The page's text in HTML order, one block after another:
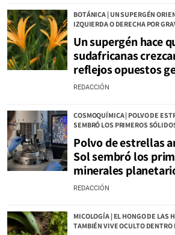
BOTÁNICA | UN SUPERGÉN
IZQUIERDA O DERECHA POR
Un supergén hace
sudafricanas
reflejos opuestos
REDACCIÓN
COSMOQUÍMICA | POLVO DE
SEMBRÓ LOS PRIMEROS
Polvo de estrellas
Sol sembró los
minerales
REDACCIÓN
MICOLOGÍA | EL HONGO DE LAS
TAMBIÉN VIVE OCULTO DENTRO